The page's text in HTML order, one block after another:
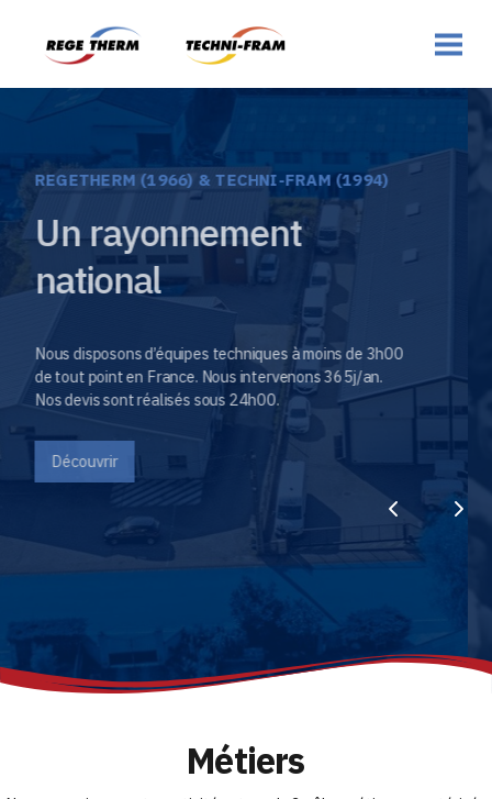
REGETHERM (1966) & TECHNI-FRAM (1994)
80 années
d’Expériences
cumulées
Cet état d’esprit de « précurseurs permanents »,
adaptatifs et innovants, est la clé de notre succès
Découvrir
Métiers